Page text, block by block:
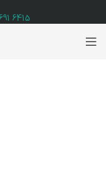
6415 6691 021